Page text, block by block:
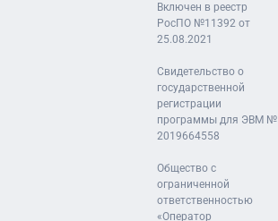
Включен в реестр
РосПО №11392 от
25.08.2021
Свидетельство о
государственной
регистрации
программы для ЭВМ №
2019664558
Общество с
ограниченной
ответственностью
«Оператор